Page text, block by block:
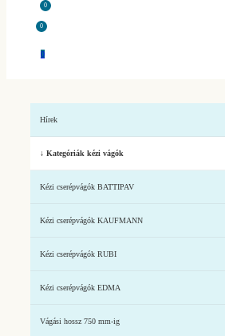
0
0
0
Hírek
↓ Kategóriák kézi vágók
Kézi cserépvágók BATTIPAV
Kézi cserépvágók KAUFMANN
Kézi cserépvágók RUBI
Kézi cserépvágók EDMA
Vágási hossz 750 mm-ig